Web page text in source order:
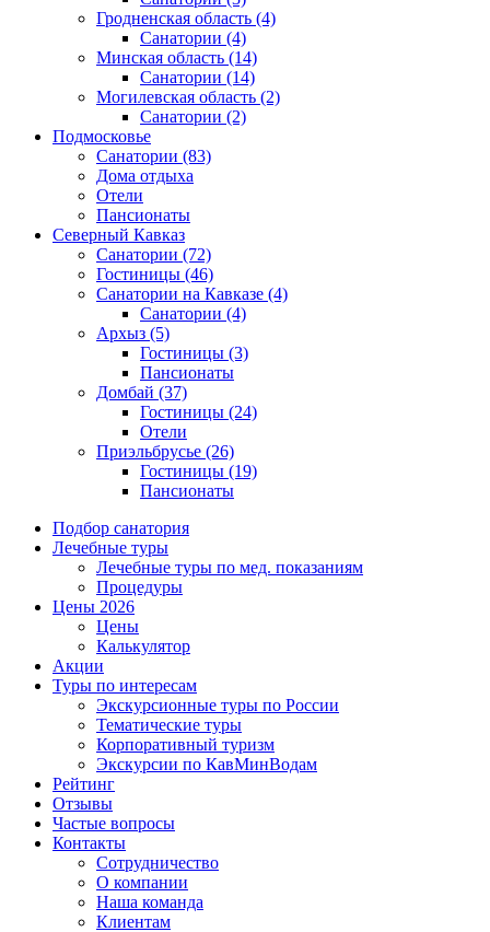
Гродненская область (4)
Санатории (4)
Минская область (14)
Санатории (14)
Могилевская область (2)
Санатории (2)
Подмосковье
Санатории (83)
Дома отдыха
Отели
Пансионаты
Северный Кавказ
Санатории (72)
Гостиницы (46)
Санатории на Кавказе (4)
Санатории (4)
Архыз (5)
Гостиницы (3)
Пансионаты
Домбай (37)
Гостиницы (24)
Отели
Приэльбрусье (26)
Гостиницы (19)
Пансионаты
Подбор санатория
Лечебные туры
Лечебные туры по мед. показаниям
Процедуры
Цены 2026
Цены
Калькулятор
Акции
Туры по интересам
Экскурсионные туры по России
Тематические туры
Корпоративный туризм
Экскурсии по КавМинВодам
Рейтинг
Отзывы
Частые вопросы
Контакты
Сотрудничество
О компании
Наша команда
Клиентам